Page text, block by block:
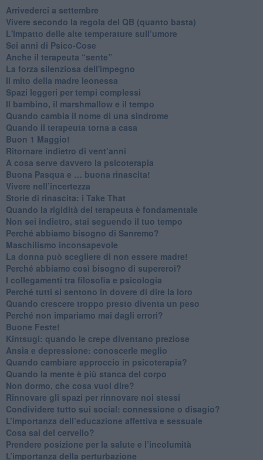
​Arrivederci a settembre
​Vivere secondo la regola del QB (quanto basta)
​L'impatto delle alte temperature sull’umore
Sei anni di Psico-Cose
​Anche il terapeuta “sente”
​La forza silenziosa dell'impegno
​Il mito della madre leonessa
Spazi leggeri per tempi complessi
Il bambino, il marshmallow e il tempo
​Quando cambia il nome di una sindrome
​Quando il terapeuta torna a casa
​Buon 1 Maggio!
Ritornare indietro di vent’anni
​A cosa serve davvero la psicoterapia
​Buona Pasqua e … buona rinascita!
​Vivere nell’incertezza
​Storie di rinascita: i Take That
​Quando la rigidità del terapeuta è fondamentale
​Non sei indietro, stai seguendo il tuo tempo
​Perché abbiamo bisogno di Sanremo?
​Maschilismo inconsapevole
​La donna può scegliere di non essere madre!
​Perché abbiamo così bisogno di supereroi?
​I collegamenti tra filosofia e psicologia
​Perché tutti si sentono in dovere di dire la loro
​Quando crescere troppo presto diventa un peso
​Perché non impariamo mai dagli errori?
​Buone Feste!
​Kintsugi: quando le crepe diventano preziose
Ansia e depressione: conoscerle meglio
Quando cambiare approccio in psicoterapia?
​Quando la mente è più stanca del corpo
Non dormo, che cosa vuol dire?
​Rinnovare gli spazi per rinnovare noi stessi
​Condividere tutto sui social: connessione o disagio?
​L’importanza dell’educazione affettiva e sessuale
​Cosa sai del cervello?
Prendere posizione per la salute e l’incolumità
L’importanza della perturbazione